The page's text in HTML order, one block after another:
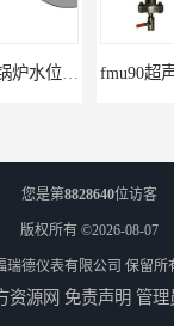
您是第8828640位访客
版权所有 ©2026-08-07
瑞德仪表有限公司 保留所
资源网 免责声明 管理